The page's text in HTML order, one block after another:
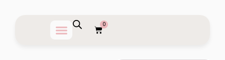
0
Carrito